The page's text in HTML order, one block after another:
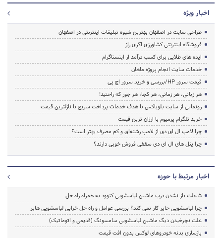
اخبار ویژه
طراحی سایت در اصفهان بهترین شیوه تبلیغات اینترنتی در اصفهان
فروشگاه اینترنتی کشاورزی اگری راز
ایده های طلایی برای کسب درآمد از اینستاگرام
خدمات سایت انجام پروژه ماهان
قیمت سرور HP/بررسی و خرید سرور اچ پی
هر زبانی، هر زمانی، هر کجا، هر جور که راحتید!
رونمایی از سایت بلوباکس با هدف خدمات پرداخت سریع با نازلترین قیمت
خرید تلگرام پرمیوم با ارزان ترین قیمت
چرا لامپ ال ای دی از لامپ رشته‌ای و کم مصرف بهتر است؟
چرا پنل های ال ای دی سقفی فروش خوبی دارند؟
اخبار مرتبط با حوزه
5 علت باز نشدن درب ماشین لباسشویی کنوود به همراه راه حل
چرا لباسشویی حایر کار نمی کند؟ بررسی عوامل و راه حل خرابی لباسشویی هایر
علت نچرخیدن دیگ ماشین لباسشویی سامسونگ (قدیمی و اتوماتیک)
بازسازی بدنه خودروهای لوکس بدون افت قیمت